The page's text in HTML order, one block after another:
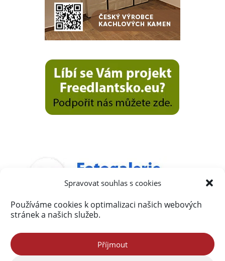
Spravovat souhlas s cookies
Používáme cookies k optimalizaci našich webových
stránek a našich služeb.
Příjmout